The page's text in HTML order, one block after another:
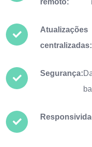
remoto:
Atualizações
centralizadas:
Segurança: